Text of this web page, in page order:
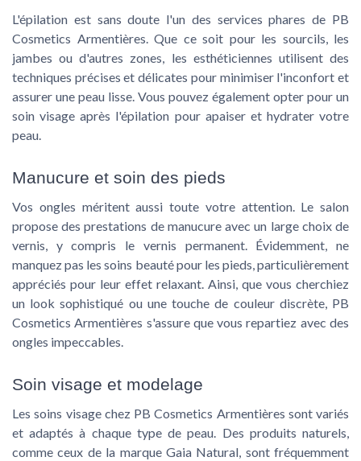
L'épilation est sans doute l'un des services phares de PB
Cosmetics Armentières. Que ce soit pour les sourcils, les
jambes ou d'autres zones, les esthéticiennes utilisent des
techniques précises et délicates pour minimiser l'inconfort et
assurer une peau lisse. Vous pouvez également opter pour un
soin visage après l'épilation pour apaiser et hydrater votre
peau.
Manucure et soin des pieds
Vos ongles méritent aussi toute votre attention. Le salon
propose des prestations de manucure avec un large choix de
vernis, y compris le vernis permanent. Évidemment, ne
manquez pas les soins beauté pour les pieds, particulièrement
appréciés pour leur effet relaxant. Ainsi, que vous cherchiez
un look sophistiqué ou une touche de couleur discrète, PB
Cosmetics Armentières s'assure que vous repartiez avec des
ongles impeccables.
Soin visage et modelage
Les soins visage chez PB Cosmetics Armentières sont variés
et adaptés à chaque type de peau. Des produits naturels,
comme ceux de la marque Gaia Natural, sont fréquemment